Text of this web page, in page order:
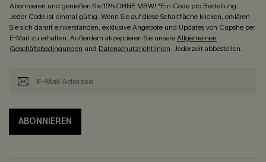
Abonnieren und genießen Sie 15% OHNE MBW! *Ein Code pro Bestellung.
Jeder Code ist einmal gültig. Wenn Sie auf diese Schaltfläche klicken, erklären
Sie sich damit einverstanden, exklusive Angebote und Updates von Cupshe per
E-Mail zu erhalten. Außerdem akzeptieren Sie unsereAllgemeinen
Geschäftsbedingungen und Datenschutzrichtlinien. Jederzeit abbestellen.
ABONNIEREN